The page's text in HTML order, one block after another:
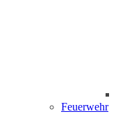
Feuerwehr